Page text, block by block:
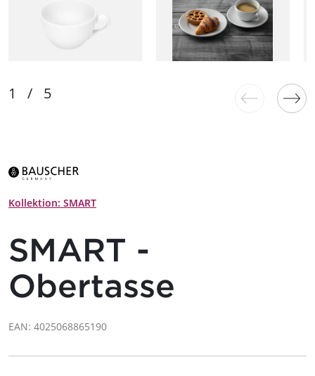
Kollektion: SMART
SMART -
Obertasse
EAN: 4025068865190